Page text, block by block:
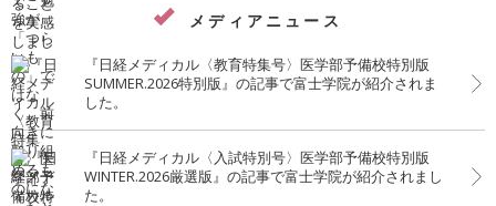
メディアニュース
『日経メディカル〈教育特集号〉医学部予備校特別版
SUMMER.2026特別版』の記事で富士学院が紹介されま
した。
『日経メディカル〈入試特別号〉医学部予備校特別版
WINTER.2026厳選版』の記事で富士学院が紹介されまし
た。